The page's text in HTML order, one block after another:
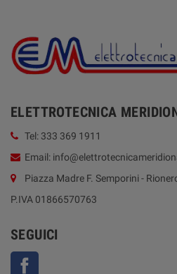
ELETTROTECNICA
Tel: 333 369 1911
Email:
Piazza Madre F. Semporini -
P.IVA 01866570763
SEGUICI